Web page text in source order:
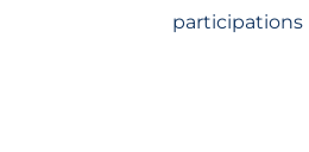
participations